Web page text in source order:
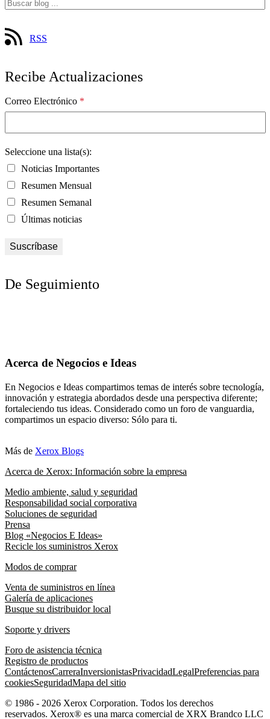
RSS
Recibe Actualizaciones
Correo Electrónico *
Seleccione una lista(s):
Noticias Importantes
Resumen Mensual
Resumen Semanal
Últimas noticias
De Seguimiento
Acerca de Negocios e Ideas
En Negocios e Ideas compartimos temas de interés sobre tecnología,
innovación y estrategia abordados desde una perspectiva diferente;
fortaleciendo tus ideas. Considerado como un foro de vanguardia,
compartimos un espacio diverso: Sólo para ti.
Más de Xerox Blogs
Acerca de Xerox: Información sobre la empresa
Medio ambiente, salud y seguridad
Responsabilidad social corporativa
Soluciones de seguridad
Prensa
Blog «Negocios E Ideas»
Recicle los suministros Xerox
Modos de comprar
Venta de suministros en línea
Galería de aplicaciones
Busque su distribuidor local
Soporte y drivers
Foro de asistencia técnica
Registro de productos
ContáctenosCarreraInversionistasPrivacidadLegalPreferencias para
cookiesSeguridadMapa del sitio
© 1986 - 2026 Xerox Corporation. Todos los derechos
reservados. Xerox® es una marca comercial de XRX Brandco LLC